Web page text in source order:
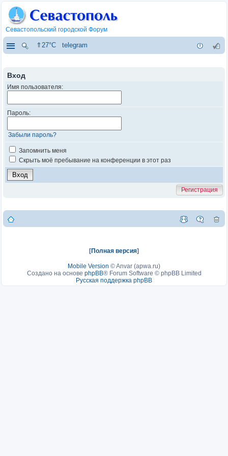
Севастопольский городской Форум
⇑27°C telegram
Вход
Имя пользователя:
Пароль:
Забыли пароль?
Запомнить меня
Скрыть моё пребывание на конференции в этот раз
Регистрация
[Полная версия]
Mobile Version ©Anvar (apwa.ru)
Создано на основе phpBB® Forum Software © phpBB Limited
Русская поддержка phpBB